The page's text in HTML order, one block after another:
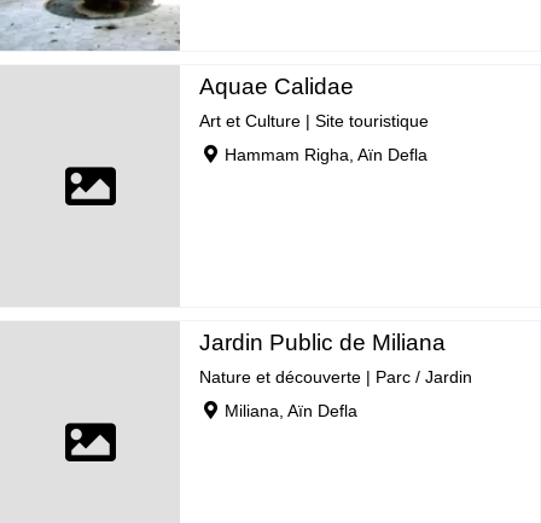
Aquae Calidae
Art et Culture |Site touristique
Hammam Righa, Aïn Defla
Jardin Public de Miliana
Nature et découverte | Parc / Jardin
Miliana, Aïn Defla